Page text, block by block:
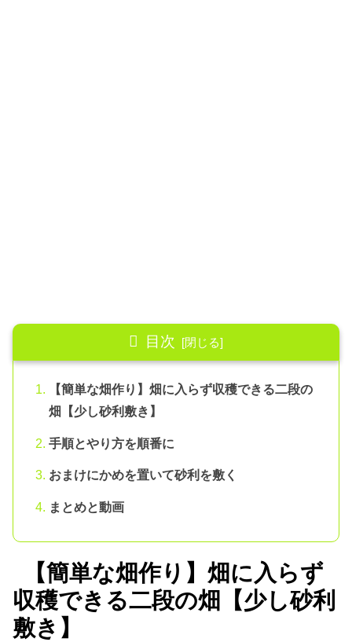
目次
【簡単な畑作り】畑に入らず収穫できる二段の
畑【少し砂利敷き】
手順とやり方を順番に
おまけにかめを置いて砂利を敷く
まとめと動画
【簡単な畑作り】畑に入らず
収穫できる二段の畑【少し砂利
敷き】